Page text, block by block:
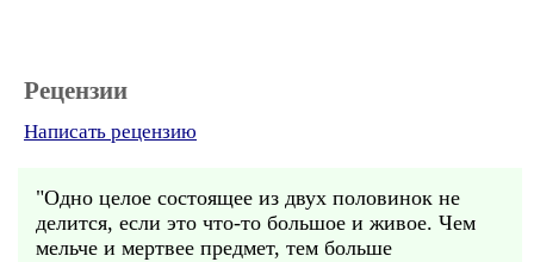
Рецензии
Написать рецензию
"Одно целое состоящее из двух половинок не
делится, если это что-то большое и живое. Чем
мельче и мертвее предмет, тем больше